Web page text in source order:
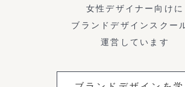
女性デザイナー向けに
ブランドデザインスクー
運営しています